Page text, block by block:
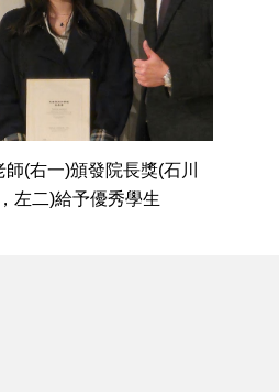
師(右一)頒發院長獎(石川
左二)給予優秀學生